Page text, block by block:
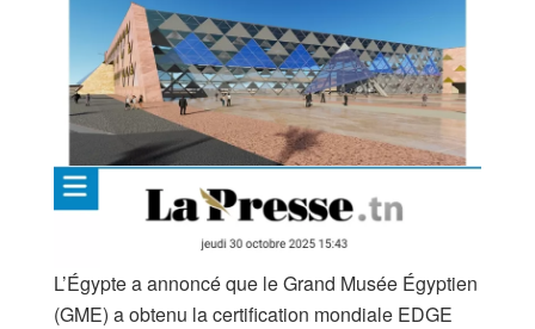
L’Égypte a annoncé que le Grand Musée Égyptien
(GME) a obtenu la certification mondiale EDGE